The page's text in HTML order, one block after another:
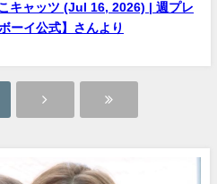
ャッツ (Jul 16, 2026) | 週プレ
ーイ公式】さんより